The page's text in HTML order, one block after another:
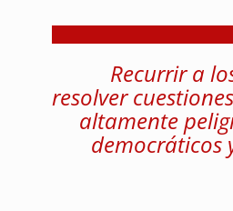
Recurrir a
resolver
altamente
democráticos